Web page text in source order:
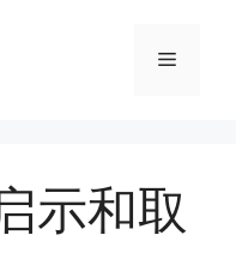
Menu
示和取